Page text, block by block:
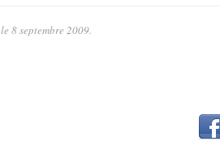
le 8 septembre 2009.